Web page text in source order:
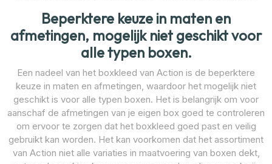
Beperktere keuze in maten en
afmetingen, mogelijk niet geschikt voor
alle typen boxen.
Een nadeel van het boxkleed van Action is de beperktere
keuze in maten en afmetingen, waardoor het mogelijk niet
geschikt is voor alle typen boxen. Het is belangrijk om voor
aanschaf de afmetingen van je eigen box goed te controleren
om ervoor te zorgen dat het boxkleed goed past en veilig
gebruikt kan worden. Het kan voorkomen dat het assortiment
van Action niet alle variaties in maatvoering van boxen dekt,